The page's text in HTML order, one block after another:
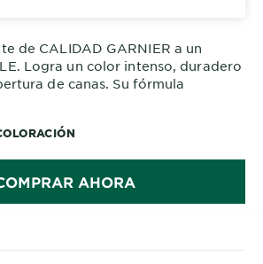
de CALIDAD GARNIER a un
Logra un color intenso, duradero
de canas. Su fórmula
de flores y pigmentos
espejo deslumbrante y disfruta de
AHORA